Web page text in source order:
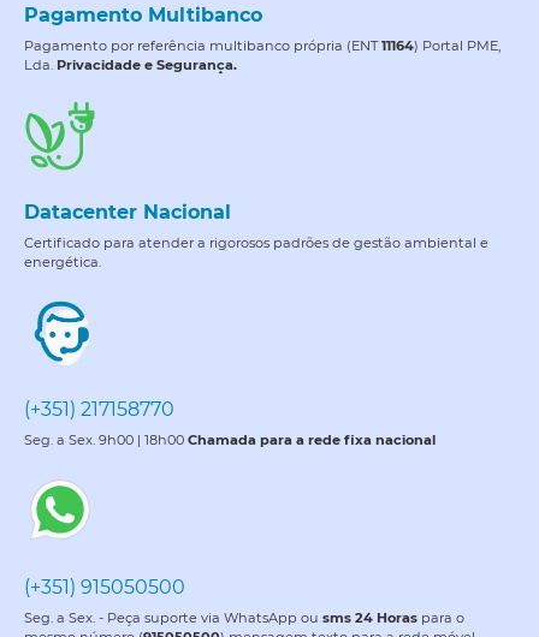
Pagamento Multibanco
Pagamento por referência multibanco própria (ENT11164) Portal PME,
Lda. Privacidade e Segurança.
Datacenter Nacional
Certificado para atender a rigorosos padrões de gestão ambiental e
energética.
(+351) 217158770
Seg. a Sex. 9h00 | 18h00 Chamada para a rede fixa nacional
(+351) 915050500
Seg. a Sex. - Peça suporte via WhatsApp ou sms 24 Horas para o